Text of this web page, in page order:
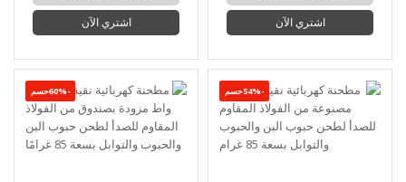
اشتري الآن اشتري الآن
-54%حسم -60%حسم